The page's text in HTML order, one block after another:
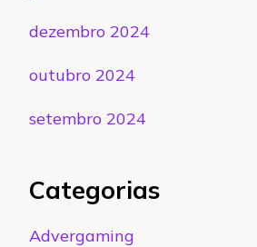
dezembro 2024
outubro 2024
setembro 2024
Categorias
Advergaming